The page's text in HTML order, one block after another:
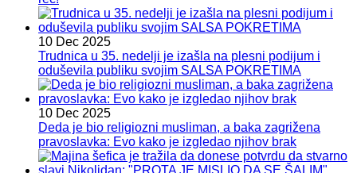
10 Dec 2025
Trudnica u 35. nedelji je izašla na plesni podijum i
oduševila publiku svojim SALSA POKRETIMA
10 Dec 2025
Deda je bio religiozni musliman, a baka zagrižena
pravoslavka: Evo kako je izgledao njihov brak